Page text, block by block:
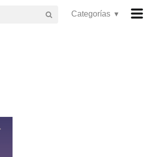
Categorías ▾